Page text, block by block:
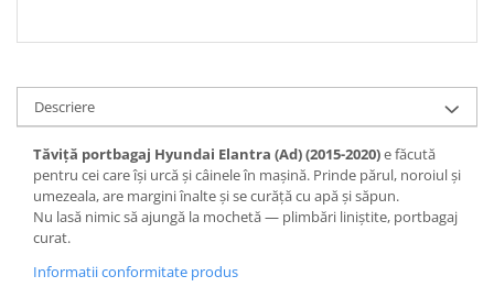
Lubrifianti si Spray-uri de Curatare
Curatare si Detailing Interior
Vopsitorie, Chituri si Adezivi
Curatare si Detailing Exterior
Articole Auto Sezoniere
Produse de Iarna
Cabluri Pornire
Descriere
Tăviță portbagaj Hyundai Elantra (Ad) (2015-2020)e făcută
pentru cei care își urcă și câinele în mașină. Prinde părul, noroiul și
umezeala, are margini înalte și se curăță cu apă și săpun.
Nu lasă nimic să ajungă la mochetă — plimbări liniștite, portbagaj
curat.
Informatii conformitate produs